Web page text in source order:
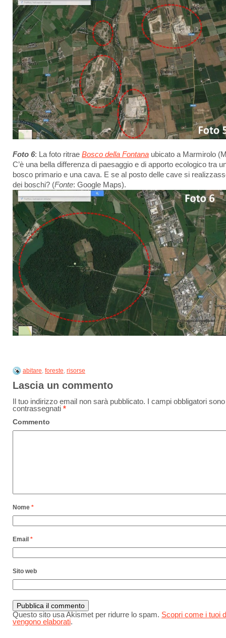
Foto 6: La foto ritrae Bosco della Fontana ubicato a Marmirolo
C’è una bella differenza di paesaggio e di apporto ecologico tra
bosco primario e una cava. E se al posto delle cave si
dei boschi? (Fonte: Google Maps).
abitare, foreste, risorse
Lascia un commento
Il tuo indirizzo email non sarà pubblicato. I campi obbligatori sono
contrassegnati *
Commento
Nome *
Email *
Sito web
Questo sito usa Akismet per ridurre lo spam. Scopri come i tuoi
vengono elaborati.